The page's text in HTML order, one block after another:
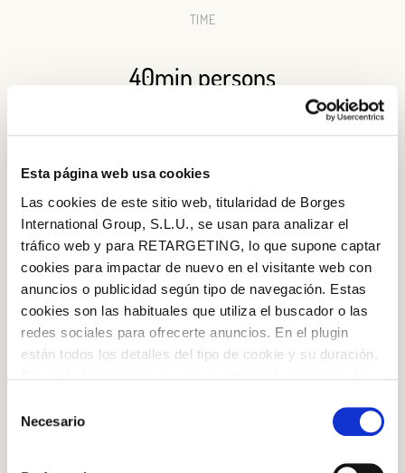
Esta página web usa cookies
Las cookies de este sitio web, titularidad de Borges
International Group, S.L.U., se usan para analizar el
tráfico web y para RETARGETING, lo que supone captar
cookies para impactar de nuevo en el visitante web con
anuncios o publicidad según tipo de navegación. Estas
cookies son las habituales que utiliza el buscador o las
redes sociales para ofrecerte anuncios. En el plugin
están todos los detalles del tipo de cookie y su duración.
la web aparece cómo evitar las cookies en el navegador.
Si se desea ver otra vez esta notificación navegar en
privado y aparecerá de nuevo. Le informamos que aún
Necesario
TIME
40min persons
Easy
DIFFICULTY
★★★★★
RATING